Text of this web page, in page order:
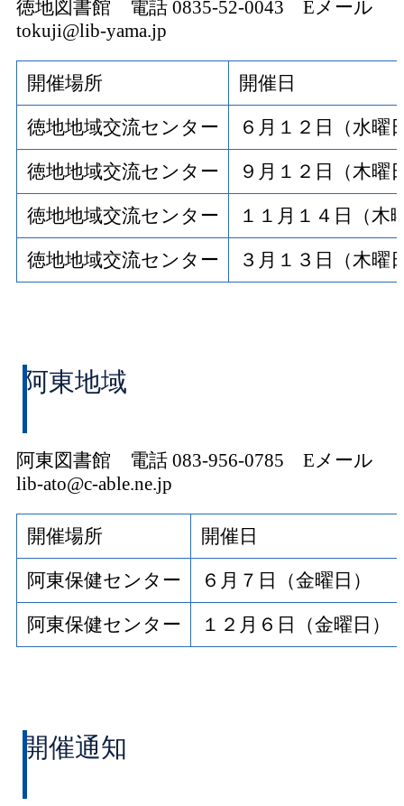
徳地図書館 電話 0835-52-0043 Eメール
tokuji@lib-yama.jp
開催場所 開催日
徳地地域交流センター ６月１２日（水曜
徳地地域交流センター ９月１２日（木曜
徳地地域交流センター １１月１４日（木
徳地地域交流センター ３月１３日（木曜
阿東地域
阿東図書館 電話 083-956-0785 Eメール
lib-ato@c-able.ne.jp
開催場所 開催日
阿東保健センター ６月７日（金曜日）
阿東保健センター １２月６日（金曜日）
開催通知